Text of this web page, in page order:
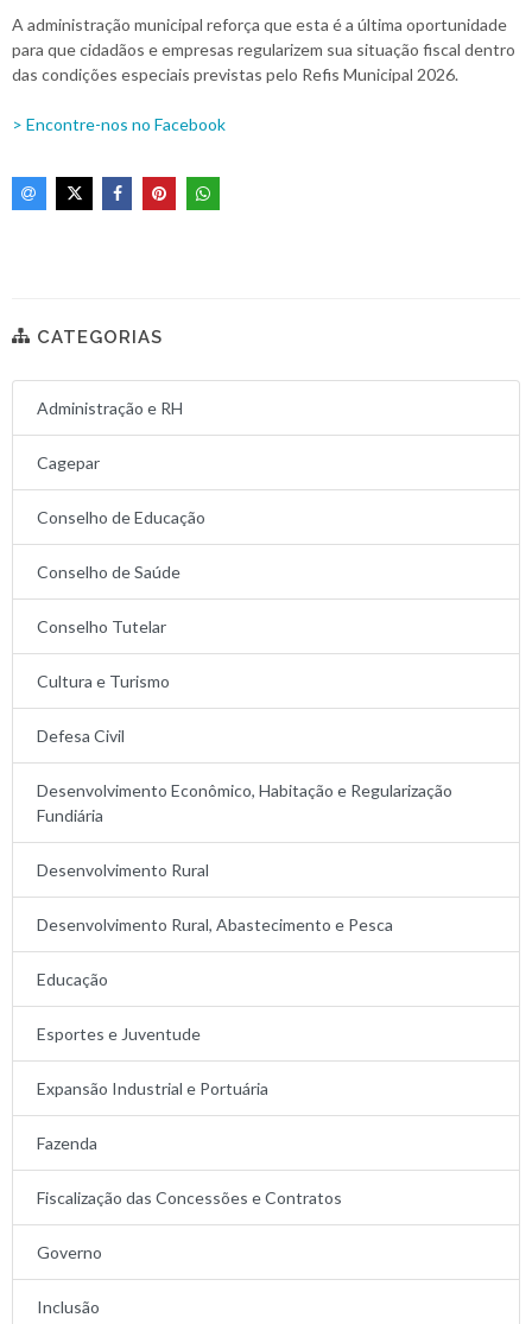
A administração municipal reforça que esta é a última oportunidade
para que cidadãos e empresas regularizem sua situação fiscal dentro
das condições especiais previstas pelo Refis Municipal 2026.
> Encontre-nos no Facebook
CATEGORIAS
Administração e RH
Cagepar
Conselho de Educação
Conselho de Saúde
Conselho Tutelar
Cultura e Turismo
Defesa Civil
Desenvolvimento Econômico, Habitação e Regularização
Fundiária
Desenvolvimento Rural
Desenvolvimento Rural, Abastecimento e Pesca
Educação
Esportes e Juventude
Expansão Industrial e Portuária
Fazenda
Fiscalização das Concessões e Contratos
Governo
Inclusão